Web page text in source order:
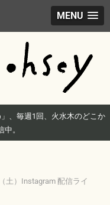
MENU
、毎週1回、火水木のどこか
。
土）Instagram 配信ライ